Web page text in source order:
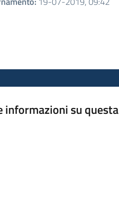
informazioni su questa